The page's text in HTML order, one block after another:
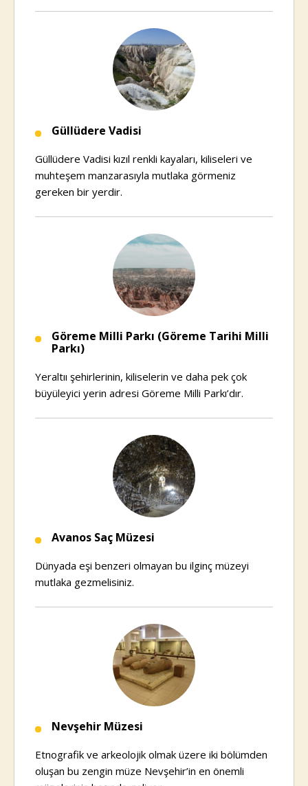
Güllüdere Vadisi
Güllüdere Vadisi kızıl renkli kayaları, kiliseleri ve
muhteşem manzarasıyla mutlaka görmeniz
gereken bir yerdir.
Göreme Milli Parkı (Göreme Tarihi Milli
Parkı)
Yeraltıı şehirlerinin, kiliselerin ve daha pek çok
büyüleyici yerin adresi Göreme Milli Parkı’dır.
Avanos Saç Müzesi
Dünyada eşi benzeri olmayan bu ilginç müzeyi
mutlaka gezmelisiniz.
Nevşehir Müzesi
Etnografik ve arkeolojik olmak üzere iki bölümden
oluşan bu zengin müze Nevşehir’in en önemli